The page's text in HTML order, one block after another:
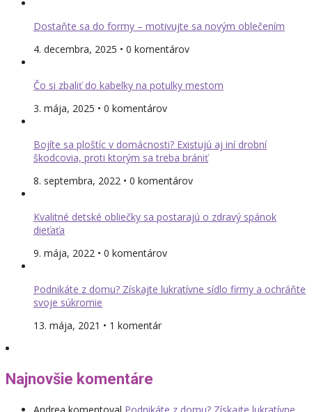
Dostaňte sa do formy – motivujte sa novým oblečením
4. decembra, 2025 • 0 komentárov
Čo si zbaliť do kabelky na potulky mestom
3. mája, 2025 • 0 komentárov
Bojíte sa ploštíc v domácnosti? Existujú aj iní drobní
škodcovia, proti ktorým sa treba brániť
8. septembra, 2022 • 0 komentárov
Kvalitné detské obliečky sa postarajú o zdravý spánok
dieťaťa
9. mája, 2022 • 0 komentárov
Podnikáte z domu? Získajte lukratívne sídlo firmy a ochráňte
svoje súkromie
13. mája, 2021 • 1 komentár
Najnovšie komentáre